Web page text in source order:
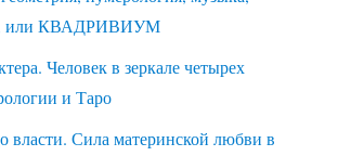
или КВАДРИВИУМ
Человек в зеркале четырех
и Таро
власти. Сила материнской любви в